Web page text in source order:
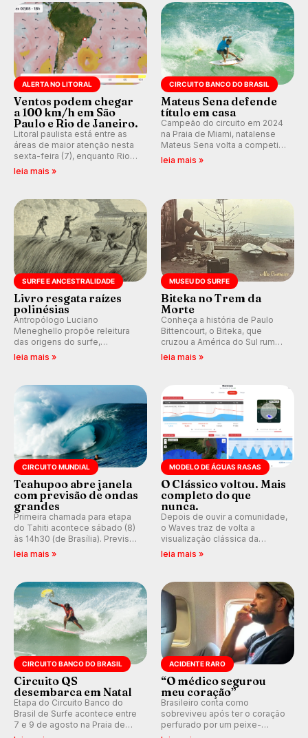
ALERTA NO LITORAL
Ventos podem chegar
a 100 km/h em São
Paulo e Rio de Janeiro.
Litoral paulista está entre as
áreas de maior atenção nesta
sexta-feira (7), enquanto Rio
de Janeiro também recebe
km/h em Itanhaém.
leia mais »
CIRCUITO BANCO DO BRASIL
Mateus Sena defende
título em casa
Campeão do circuito em 2024
na Praia de Miami, natalense
Mateus Sena volta a competir
em casa em busca de manter a
leia mais »
SURFE E ANCESTRALIDADE
Livro resgata raízes
polinésias
Antropólogo Luciano
Meneghello propõe releitura
das origens do surfe,
resgatando a cultura polinésia
prática em esporte e indústria.
leia mais »
MUSEU DO SURFE
Biteka no Trem da
Morte
Conheça a história de Paulo
Bittencourt, o Biteka, que
cruzou a América do Sul rumo
ao Pacífico em uma jornada
leia mais »
CIRCUITO MUNDIAL
Teahupoo abre janela
com previsão de ondas
grandes
Primeira chamada para etapa
do Tahiti acontece sábado (8)
às 14h30 (de Brasília). Previsão
indica swell consistente.
Kelly Slater convidado.
leia mais »
MODELO DE ÁGUAS RASAS
O Clássico voltou. Mais
completo do que
nunca.
Depois de ouvir a comunidade,
o Waves traz de volta a
visualização clássica da
previsão de águas rasas,
ondas para até 16 dias.
leia mais »
CIRCUITO BANCO DO BRASIL
Circuito QS
desembarca em Natal
Etapa do Circuito Banco do
Brasil de Surfe acontece entre
7 e 9 de agosto na Praia de
Miami (RN), em disputas
ACIDENTE RARO
“O médico segurou
meu coração”
Brasileiro conta como
sobreviveu após ter o coração
perfurado por um peixe-
agulha enquanto surfava na